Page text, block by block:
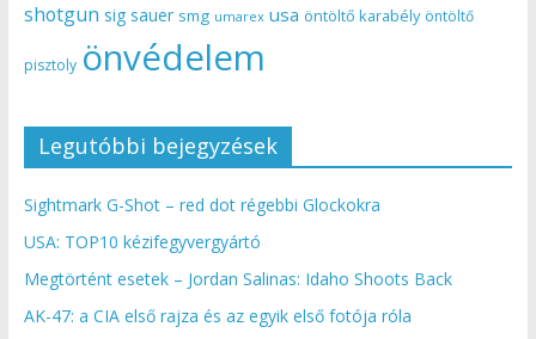
shotgun sig sauer smg umarex usa öntöltő karabély öntöltő
pisztoly önvédelem
Legutóbbi bejegyzések
Sightmark G-Shot – red dot régebbi Glockokra
USA: TOP10 kézifegyvergyártó
Megtörtént esetek – Jordan Salinas: Idaho Shoots Back
AK-47: a CIA első rajza és az egyik első fotója róla